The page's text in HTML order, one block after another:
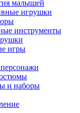
малышей
игрушки
инструменты
игры
и наборы